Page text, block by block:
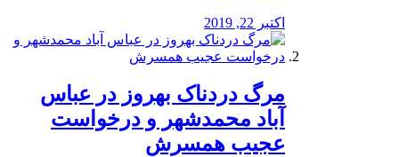
اکتبر 22, 2019
مرگ دردناک بهروز در عباس
آباد محمدشهر و درخواست
عجیب همسرش